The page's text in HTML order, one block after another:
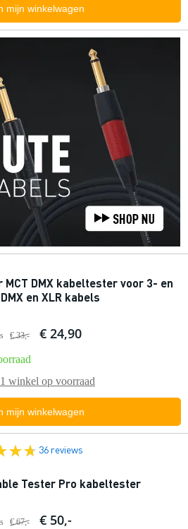
mijn winkelwagen
MCT DMX kabeltester voor 3- en
en XLR kabels
€ 33,- € 24,90
1 winkel op voorraad
mijn winkelwagen
36 reviews
Tester Pro kabeltester
€ 67,- € 50,-